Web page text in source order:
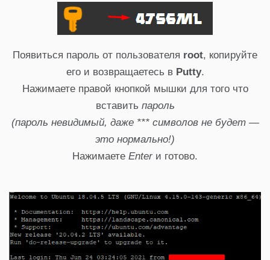
Появиться пароль от пользователя root, копируйте
его и возвращаетесь в Putty.
Нажимаете правой кнопкой мышки для того что
вставить пароль
(пароль невидимый, даже *** символов не будет —
это нормально!)
Нажимаете Enter и готово.